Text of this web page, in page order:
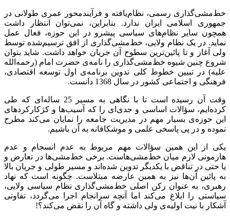
خط‌مشی‌گذاری رسمی، نظام‌یافته و فرآیندمحور عمری طولانی در
جمهوری اسلامی ایران ندارد. بنابراین، نمی‌توان انتظار داشت
همچون سایر نظام‌های سیاسی پیشرو در این حوزه، فعال عمل
نماید. در یک نظام ولایی، خط‌مشی‌گذاری از افق ترسیم‌شده توسط
ولی آغاز و تا پائین‌ترین سطوح آن جریان خواهد داشت. شاید بتوان
شروع چنین شیوه خط‌مشی‌گذاری را نامه‌ی حضرت امام (رحمه‌الله
علیه) در تبیین خطوط کلی تدوین برنامه‌ی اول توسعه اقتصادی،
فرهنگی و اجتماعی کشور در سال 1368 دانست.
وقت آن رسیده است تا با نگاهی به مسیر 25 ساله‌ای که طی
کرده‌ایم، سؤالات اساسی و جدی‌ای را که آسیب‌ها و کژکارکردهای
این حوزه‌ی بسیار مهم در مدیریت جامعه را نمایان می‌کند مطرح
نموده و در پی پاسخی علمی و موشکافانه به آن باشیم.
یکی از این همین سؤالات مهم مربوط به عدم انسجام و عدم
هارمونی لازم میان خط‌مشی‌هاست. برخی خط‌مشی‌ها در تعارض و
یا حتی در تناقض با یکدیگر تدوین شده‌اند و مسیر طولی و جریان بالا
به پائین آن‌ها نیز به همین عارضه مبتلاست. چگونه است که نهاد
رهبری، به عنوان رکن اصلی خط‌مشی‌گذاری نظام سیاسی ولایی،
سیاستی را ابلاغ می‌کند اما آنچه سرانجام اجرا می‌گردد، تفاوتی
آشکار با نیت اولیه‌ی ولی داشته و گاه آن را نقض می‌کند؟!